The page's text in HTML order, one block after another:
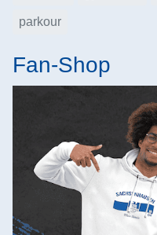
parkour
Fan-Shop